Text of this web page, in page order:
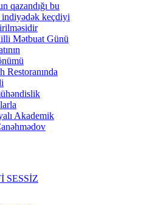
qazandığı bu
keçdiyi
Mətbuat Günü
Restoranında
Akademik
SESSİZ